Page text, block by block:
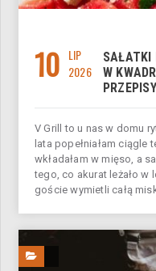
10 LIP
2026
SAŁATKI
W
PRZEPISY
V Grill to u nas w domu
lata popełniałam ciągle
wkładałam w mięso, a
tego, co akurat leżało
goście wymietli całą